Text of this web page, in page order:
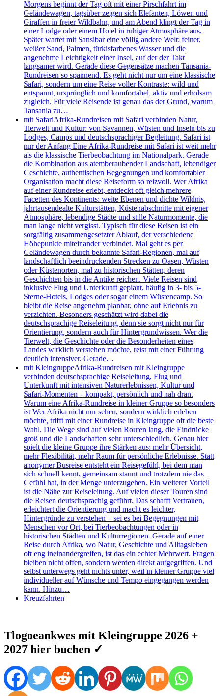
Morgens beginnt der Tag oft mit einer Pirschfahrt im
Geländewagen, tagsüber zeigen sich Elefanten, Löwen und
Giraffen in freier Wildbahn, und am Abend klingt der Tag in
einer Lodge oder einem Hotel in ruhiger Atmosphäre aus.
Später wartet mit Sansibar eine völlig andere Welt: feiner,
weißer Sand, Palmen, türkisfarbenes Wasser und die
angenehme Leichtigkeit einer Insel, auf der der Takt
langsamer wird. Gerade diese Gegensätze machen Tansania-
Rundreisen so spannend. Es geht nicht nur um eine klassische
Safari, sondern um eine Reise voller Kontraste: wild und
entspannt, ursprünglich und komfortabel, aktiv und erholsam
zugleich. Für viele Reisende ist genau das der Grund, warum
Tansania zu…
mit SafariAfrika-Rundreisen mit Safari verbinden Natur,
Tierwelt und Kultur: von Savannen, Wüsten und Inseln bis zu
Lodges, Camps und deutschsprachiger Begleitung. Safari ist
nur der Anfang Eine Afrika-Rundreise mit Safari ist weit mehr
als die klassische Tierbeobachtung im Nationalpark. Gerade
die Kombination aus atemberaubender Landschaft, lebendiger
Geschichte, authentischen Begegnungen und komfortabler
Organisation macht diese Reiseform so reizvoll. Wer Afrika
auf einer Rundreise erlebt, entdeckt oft gleich mehrere
Facetten des Kontinents: weite Ebenen und dichte Wildnis,
jahrtausendealte Kulturstätten, Küstenabschnitte mit eigener
Atmosphäre, lebendige Städte und stille Naturmomente, die
man lange nicht vergisst. Typisch für diese Reisen ist ein
sorgfältig zusammengesetzter Ablauf, der verschiedene
Höhepunkte miteinander verbindet. Mal geht es per
Geländewagen durch bekannte Safari-Regionen, mal auf
landschaftlich beeindruckenden Strecken zu Oasen, Wüsten
oder Küstenorten, mal zu historischen Stätten, deren
Geschichten bis in die Antike reichen. Viele Reisen sind
inklusive Flug und Unterkunft geplant, häufig in 3- bis 5-
Sterne-Hotels, Lodges oder sogar einem Wüstencamp. So
bleibt die Reise angenehm planbar, ohne auf Erlebnis zu
verzichten. Besonders geschätzt wird dabei die
deutschsprachige Reiseleitung, denn sie sorgt nicht nur für
Orientierung, sondern auch für Hintergrundwissen. Wer die
Tierwelt, die Geschichte oder die Besonderheiten eines
Landes wirklich verstehen möchte, reist mit einer Führung
deutlich intensiver. Gerade…
mit KleingruppeAfrika-Rundreisen mit Kleingruppe
verbinden deutschsprachige Reiseleitung, Flug und
Unterkunft mit intensiven Naturerlebnissen, Kultur und
Safari-Momenten – kompakt, persönlich und nah dran.
Warum eine Afrika-Rundreise in kleiner Gruppe so besonders
ist Wer Afrika nicht nur sehen, sondern wirklich erleben
möchte, trifft mit einer Rundreise in Kleingruppe oft die beste
Wahl. Die Wege sind auf vielen Routen lang, die Eindrücke
groß und die Landschaften sehr unterschiedlich. Genau hier
spielt die kleine Gruppe ihre Stärken aus: mehr Übersicht,
mehr Flexibilität, mehr Raum für persönliche Erlebnisse. Statt
anonymer Busreise entsteht ein Reisegefühl, bei dem man
sich schnell kennt, gemeinsam staunt und trotzdem nie das
Gefühl hat, in der Menge unterzugehen. Ein weiterer Vorteil
ist die Nähe zur Reiseleitung. Auf vielen dieser Touren sind
die Reisen deutschsprachig geführt. Das schafft Vertrauen,
erleichtert die Orientierung und macht es leichter,
Hintergründe zu verstehen – sei es bei Begegnungen mit
Menschen vor Ort, bei Tierbeobachtungen oder in
historischen Städten und Kulturregionen. Gerade auf einer
Reise durch Afrika, wo Natur, Geschichte und Alltagsleben
oft eng ineinandergreifen, ist das ein echter Mehrwert. Fragen
bleiben nicht offen, sondern werden direkt aufgegriffen. Und
selbst unterwegs geht nichts unter, weil in kleiner Gruppe viel
individueller auf Wünsche und Tempo eingegangen werden
kann. Hinzu…
Kreuzfahrten
Tlogoeankwes mit Kleingruppe 2026 +
2027 hier buchen ✓